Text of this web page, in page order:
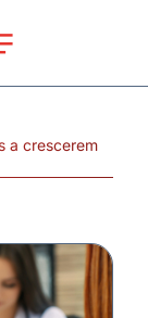
a crescerem